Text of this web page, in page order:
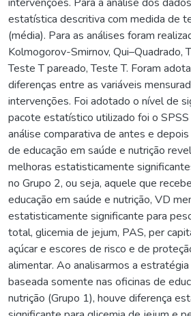
estatística descritiva com medida de
(média). Para as análises foram
Kolmogorov-Smirnov, Qui–Quadrado,
Teste T pareado, Teste T. Foram
diferenças entre as variáveis
intervenções. Foi adotado o nível de
pacote estatístico utilizado foi o
análise comparativa de antes e
de educação em saúde e nutrição
melhoras estatisticamente
no Grupo 2, ou seja, aquele que
educação em saúde e nutrição, VD
estatisticamente significante para
total, glicemia de jejum, PAS, per
açúcar e escores de risco e de
alimentar. Ao analisarmos a
baseada somente nas oficinas de
nutrição (Grupo 1), houve diferença